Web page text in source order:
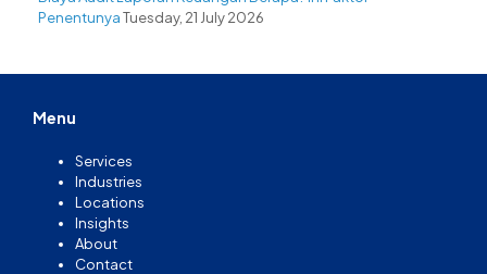
PenentunyaTuesday, 21 July 2026
Menu
Services
Industries
Locations
Insights
About
Contact